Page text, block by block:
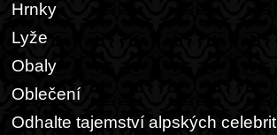
Hrnky
Lyže
Obaly
Oblečení
Odhalte tajemství alpských celebrit